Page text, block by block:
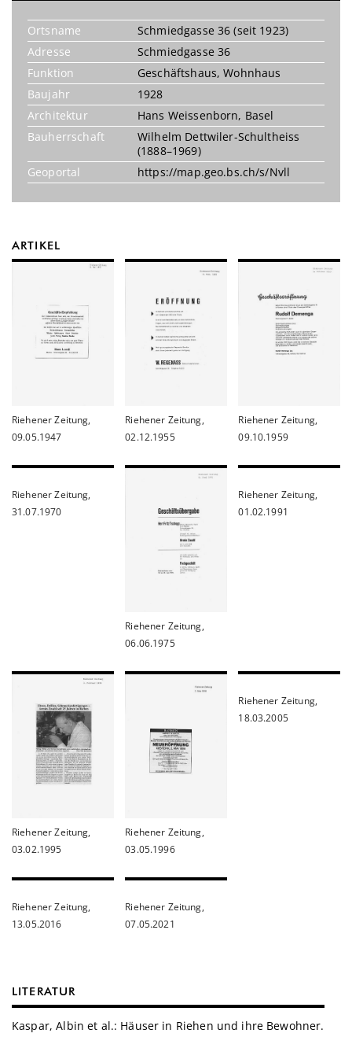
Ortsname
Schmiedgasse 36 (seit 1923)
Adresse
Schmiedgasse 36
Funktion
Geschäftshaus,Wohnhaus
Baujahr
1928
Architektur
Hans Weissenborn, Basel
Bauherrschaft
Wilhelm Dettwiler-Schultheiss
(1888–1969)
Geoportal
https://map.geo.bs.ch/s/Nvll
ARTIKEL
Riehener Zeitung,
09.05.1947
Riehener Zeitung,
02.12.1955
Riehener Zeitung,
09.10.1959
Riehener Zeitung,
31.07.1970
Riehener Zeitung,
06.06.1975
Riehener Zeitung,
01.02.1991
Riehener Zeitung,
03.02.1995
Riehener Zeitung,
03.05.1996
Riehener Zeitung,
18.03.2005
Riehener Zeitung,
13.05.2016
Riehener Zeitung,
07.05.2021
LITERATUR
Kaspar, Albin et al.: Häuser in Riehen und ihre Bewohner.